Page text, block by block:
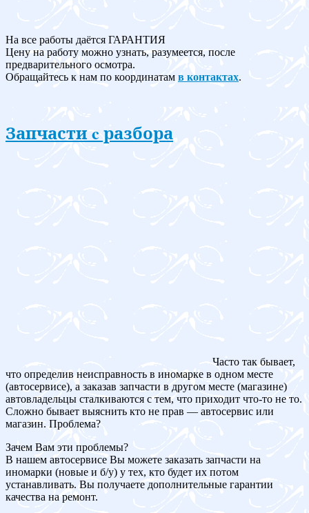
На все работы даётся ГАРАНТИЯ
Цену на работу можно узнать, разумеется, после
предварительного осмотра.
Обращайтесь к нам по координатам в контактах.
Запчасти c разбора
Часто так бывает,
что определив неисправность в иномарке в одном месте
(автосервисе), а заказав запчасти в другом месте (магазине)
автовладельцы сталкиваются с тем, что приходит что-то не то.
Сложно бывает выяснить кто не прав — автосервис или
магазин. Проблема?
Зачем Вам эти проблемы?
В нашем автосервисе Вы можете заказать запчасти на
иномарки (новые и б/у) у тех, кто будет их потом
устанавливать. Вы получаете дополнительные гарантии
качества на ремонт.